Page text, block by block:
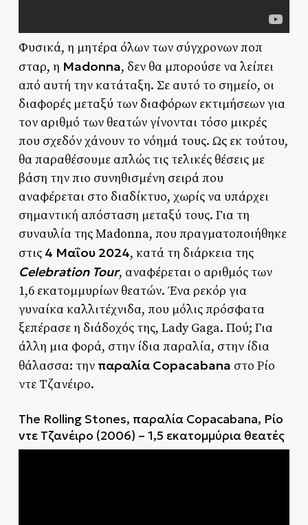
Φυσικά, η μητέρα όλων των σύγχρονων ποπ
σταρ, η Madonna, δεν θα μπορούσε να λείπει
από αυτή την κατάταξη. Σε αυτό το σημείο, οι
διαφορές μεταξύ των διαφόρων εκτιμήσεων για
τον αριθμό των θεατών γίνονται τόσο μικρές
που σχεδόν χάνουν το νόημά τους. Ως εκ τούτου,
θα παραθέσουμε απλώς τις τελικές θέσεις με
βάση την πιο συνηθισμένη σειρά που
αναφέρεται στο διαδίκτυο, χωρίς να υπάρχει
σημαντική απόσταση μεταξύ τους. Για τη
συναυλία της Madonna, που πραγματοποιήθηκε
στις 4 Μαΐου 2024, κατά τη διάρκεια της
Celebration Tour, αναφέρεται ο αριθμός των
1,6 εκατομμυρίων θεατών. Ένα ρεκόρ για
γυναίκα καλλιτέχνιδα, που μόλις πρόσφατα
ξεπέρασε η διάδοχός της, Lady Gaga. Πού; Για
άλλη μια φορά, στην ίδια παραλία, στην ίδια
θάλασσα: την παραλία Copacabana στο Ρίο
ντε Τζανέιρο.
The Rolling Stones, παραλία Copacabana, Ρίο
ντε Τζανέιρο (2006) – 1,5 εκατομμύρια θεατές